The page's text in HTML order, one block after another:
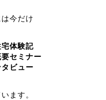
今だけ
宅体験記
セミナー
ビュー
ます。